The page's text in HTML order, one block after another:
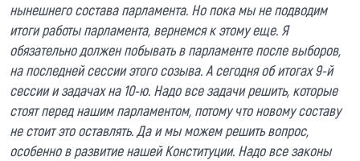
нынешнего состава парламента. Но пока мы не подводим
итоги работы парламента, вернемся к этому еще. Я
обязательно должен побывать в парламенте после выборов,
на последней сессии этого созыва. А сегодня об итогах 9-й
сессии и задачах на 10-ю. Надо все задачи решить, которые
стоят перед нашим парламентом, потому что новому составу
не стоит это оставлять. Да и мы можем решить вопрос,
особенно в развитие нашей Конституции. Надо все законы